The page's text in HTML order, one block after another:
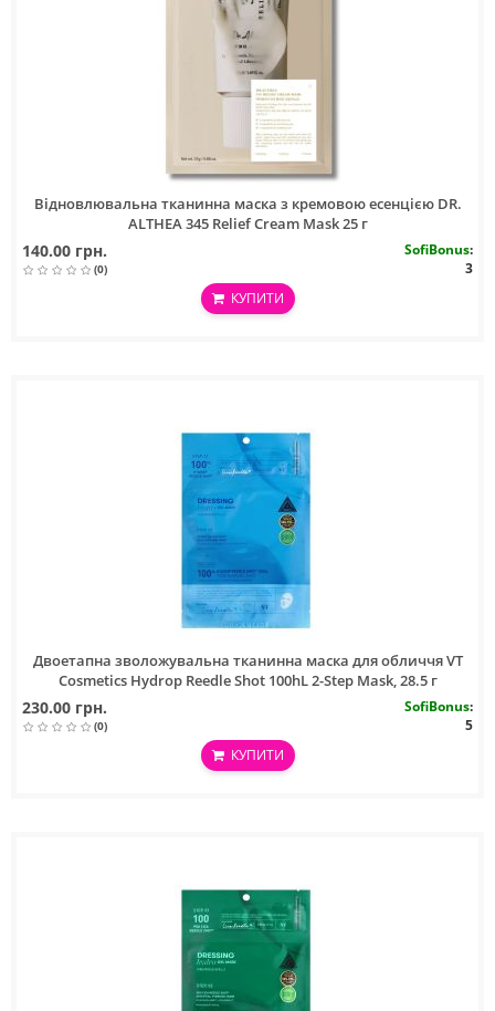
Відновлювальна тканинна маска з кремовою есенцією DR.
ALTHEA 345 Relief Cream Mask 25 г
140.00 грн.
(0)
SofiBonus:
3
КУПИТИ
Двоетапна зволожувальна тканинна маска для обличчя VT
Cosmetics Hydrop Reedle Shot 100hL 2-Step Mask, 28.5 г
230.00 грн.
(0)
SofiBonus:
5
КУПИТИ